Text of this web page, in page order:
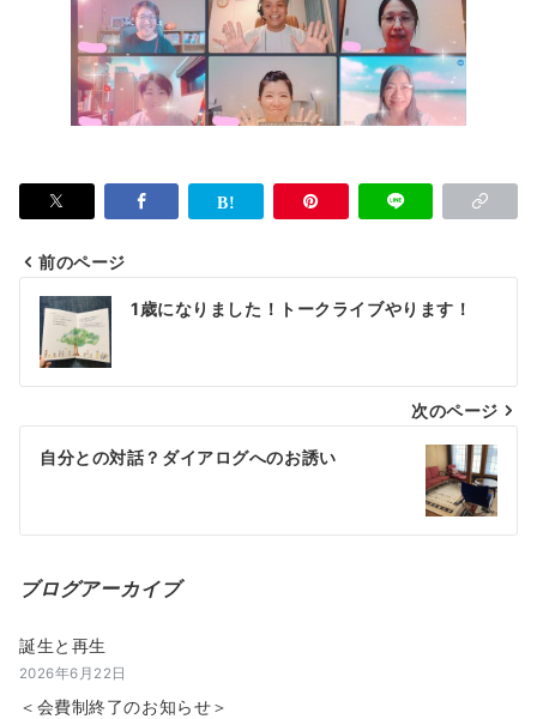
投
稿
ナ
ビ
ゲ
シ
ョ
前のページ
1歳になりました！トークライブやります！
次のページ
自分との対話？ダイアログへのお誘い
ブログアーカイブ
誕生と再生
2026年6月22日
＜会費制終了のお知らせ＞